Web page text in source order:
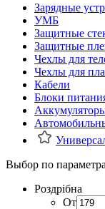
Зарядные
УМБ
Защитные
Защитные
Чехлы для
Чехлы для
Кабели
Блоки
Выбор по
Роздрібна
От